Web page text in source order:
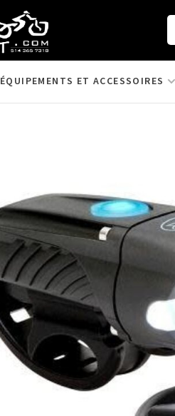
ÉQUIPEMENTS ET ACCESSOIRES